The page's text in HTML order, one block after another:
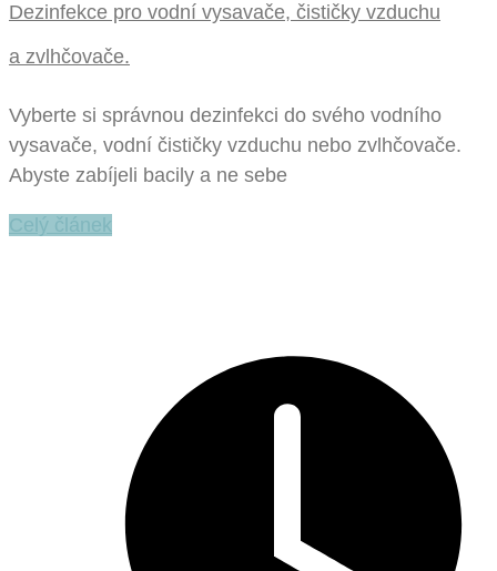
Dezinfekce pro vodní vysavače, čističky vzduchu
a zvlhčovače.
Vyberte si správnou dezinfekci do svého vodního
vysavače, vodní čističky vzduchu nebo zvlhčovače.
Abyste zabíjeli bacily a ne sebe
Celý článek